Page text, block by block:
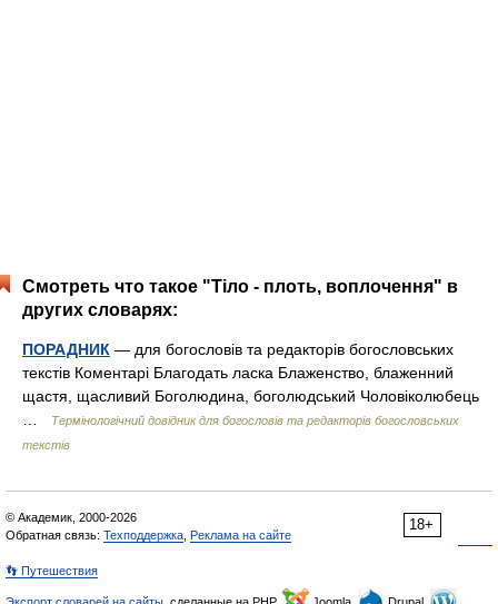
Смотреть что такое "Тіло - плоть, воплочення" в
других словарях:
ПОРАДНИК — для богословів та редакторів богословських
текстів Коментарі Благодать ласка Блаженство, блаженний
щастя, щасливий Боголюдина, боголюдський Чоловіколюбець
Термінологічний довідник для богословів та редакторів богословських
текстів
18+
© Академик, 2000-2026
Обратная связь: Техподдержка Реклама на сайте
👣 Путешествия